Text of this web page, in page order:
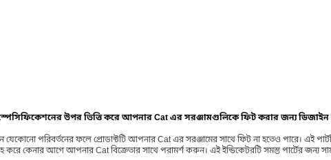
স্পেসিফিকেশনের উপর ভিত্তি করে আপনার Cat এর সরঞ্জামগুলিকে ফিট করার জন্য ডিজাইন
যেকোনো পরিবর্তনের ফলে প্রোডাক্টটি আপনার Cat এর সরঞ্জামের সাথে ফিট না হতেও পারে। এই
করে কেনার আগে আপনার Cat বিক্রেতার সাথে পরামর্শ করুন। এই ইন্ডিকেটরটি সমস্ত পার্টের জন্য